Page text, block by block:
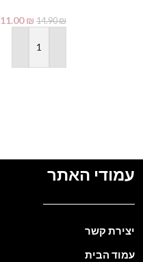
14.90₪
11.00₪
הוספה לסל
עמודי האתר
יצירת קשר
עמוד הבית